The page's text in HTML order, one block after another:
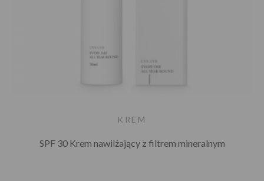
KREM
SPF 30 Krem nawilżający z filtrem mineralnym